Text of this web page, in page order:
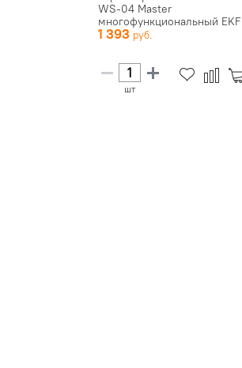
WS-04 Master
многофункциональный EKF
ws-04
1 393
шт